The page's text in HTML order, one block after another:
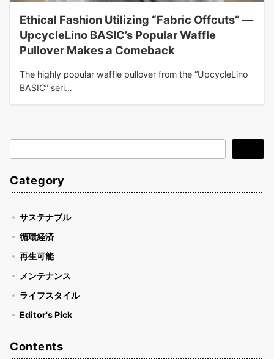
Ethical Fashion Utilizing “Fabric Offcuts” —
UpcycleLino BASIC’s Popular Waffle
Pullover Makes a Comeback
The highly popular waffle pullover from the “UpcycleLino
BASIC” seri…
索
Category
サステナブル
循環経済
再生可能
メンテナンス
ライフスタイル
Editor's Pick
Contents